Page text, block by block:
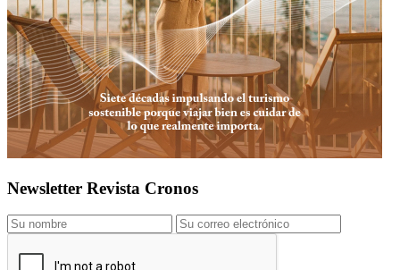
Newsletter Revista Cronos